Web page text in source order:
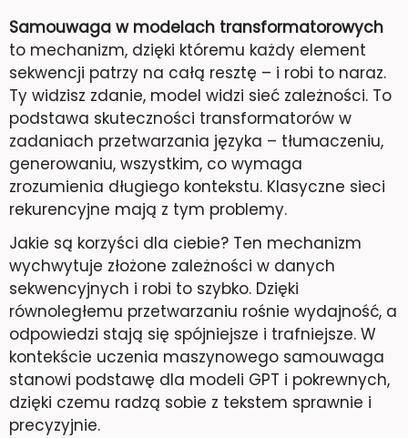
Samouwaga w modelach transformatorowych
to mechanizm, dzięki któremu każdy element
sekwencji patrzy na całą resztę – i robi to naraz.
Ty widzisz zdanie, model widzi sieć zależności. To
podstawa skuteczności transformatorów w
zadaniach przetwarzania języka – tłumaczeniu,
generowaniu, wszystkim, co wymaga
zrozumienia długiego kontekstu. Klasyczne sieci
rekurencyjne mają z tym problemy.
Jakie są korzyści dla ciebie? Ten mechanizm
wychwytuje złożone zależności w danych
sekwencyjnych i robi to szybko. Dzięki
równoległemu przetwarzaniu rośnie wydajność, a
odpowiedzi stają się spójniejsze i trafniejsze. W
kontekście uczenia maszynowego samouwaga
stanowi podstawę dla modeli GPT i pokrewnych,
dzięki czemu radzą sobie z tekstem sprawnie i
precyzyjnie.